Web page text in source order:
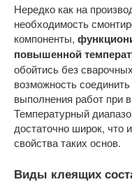
Нередко как на
необходимость
компоненты,
повышенной
обойтись без
возможность
выполнения работ при
Температурный
достаточно широк, что
свойства таких основ.
Виды клеящих